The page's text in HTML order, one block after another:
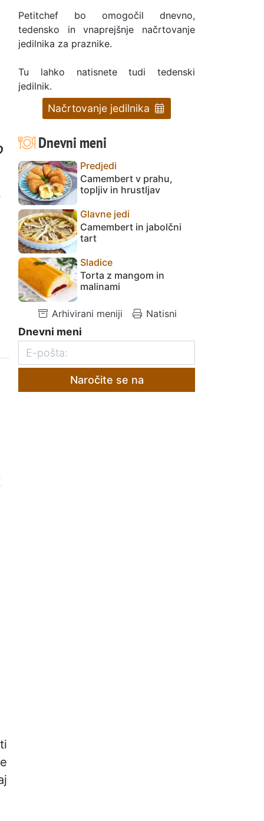
Petitchef bo omogočil dnevno,
tedensko in vnaprejšnje načrtovanje
jedilnika za praznike.
Tu lahko natisnete tudi tedenski
jedilnik.
Načrtovanje jedilnika
Dnevni meni
Predjedi
Camembert v prahu,
topljiv in hrustljav
Glavne jedi
Camembert in jabolčni
tart
Sladice
Torta z mangom in
malinami
Arhivirani meniji Natisni
Dnevni meni
Naročite se na